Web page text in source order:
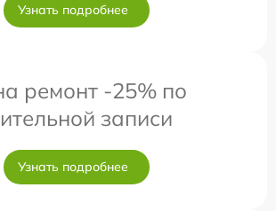
Узнать подробнее
ремонт -25% по
записи
Узнать подробнее